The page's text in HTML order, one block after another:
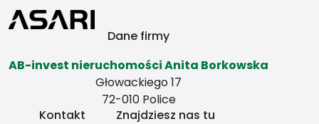
Dane firmy
AB-invest nieruchomości Anita Borkowska
Głowackiego 17
72-010 Police
Kontakt
Znajdziesz nas tu